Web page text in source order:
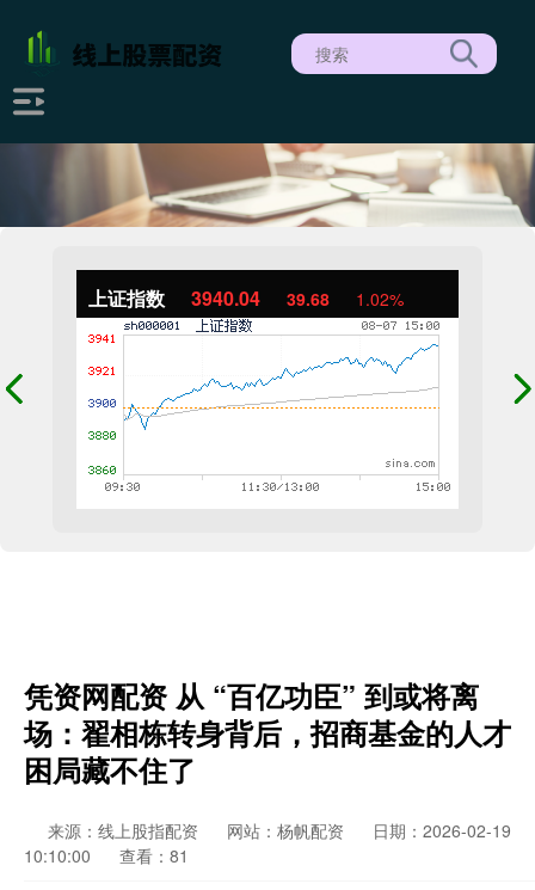
上证指数 3940.04 39.68 1.02%
凭资网配资 从 “百亿功臣” 到或将离
场：翟相栋转身背后，招商基金的人才
困局藏不住了
来源：线上股指配资 网站：杨帆配资
日期：2026-02-19
10:10:00
查看：81